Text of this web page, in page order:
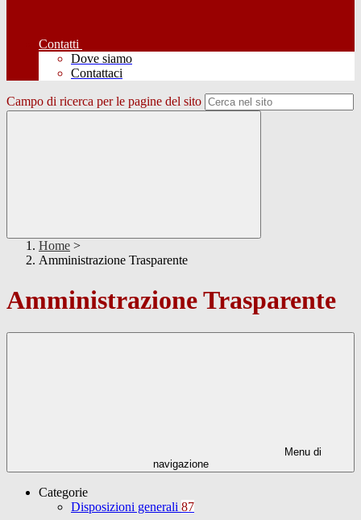
Contatti
Dove siamo
Contattaci
Campo di ricerca per le pagine del sito
Home >
Amministrazione Trasparente
Amministrazione Trasparente
Menu di
navigazione
Categorie
Disposizioni generali 87